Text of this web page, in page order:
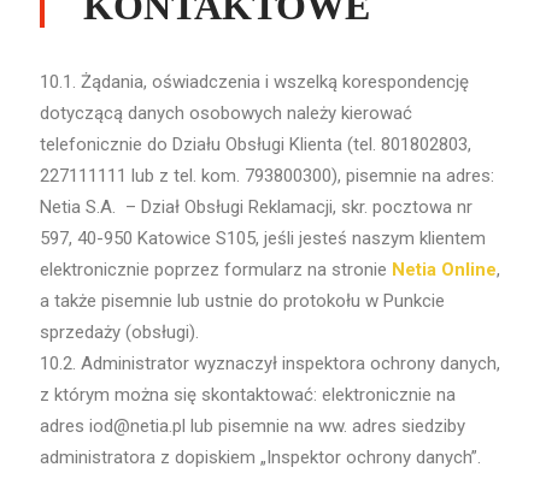
10.1. Żądania, oświadczenia i wszelką korespondencję
dotyczącą danych osobowych należy kierować
telefonicznie do Działu Obsługi Klienta (tel. 801802803,
227111111 lub z tel. kom. 793800300), pisemnie na adres:
Netia S.A. – Dział Obsługi Reklamacji, skr. pocztowa nr
597, 40-950 Katowice S105, jeśli jesteś naszym klientem
elektronicznie poprzez formularz na stronie Netia Online,
a także pisemnie lub ustnie do protokołu w Punkcie
sprzedaży (obsługi).
10.2. Administrator wyznaczył inspektora ochrony danych,
z którym można się skontaktować: elektronicznie na
adres iod@netia.pl lub pisemnie na ww. adres siedziby
administratora z dopiskiem „Inspektor ochrony danych”.